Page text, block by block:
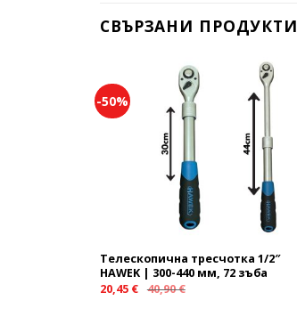
СВЪРЗАНИ ПРОДУКТИ
-50%
Add to
wishlist
Телескопична тресчотка 1/2″
HAWEK | 300-440 мм, 72 зъба
20,45 € 40,90€